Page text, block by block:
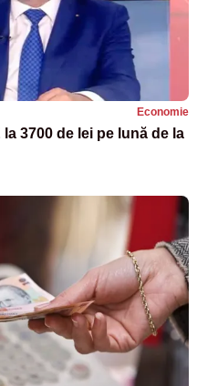
Economie
3700 de lei pe lună de la